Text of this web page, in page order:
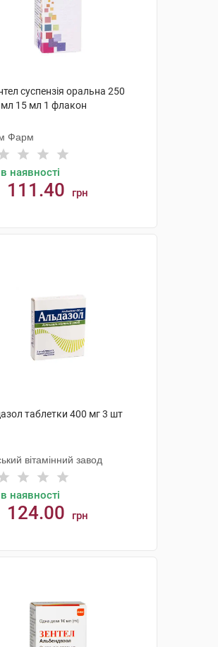
суспензія оральна 250
15 мл 1 флакон
Фарм
наявності
111.40 грн
таблетки 400 мг 3 шт
вітамінний завод
наявності
124.00 грн